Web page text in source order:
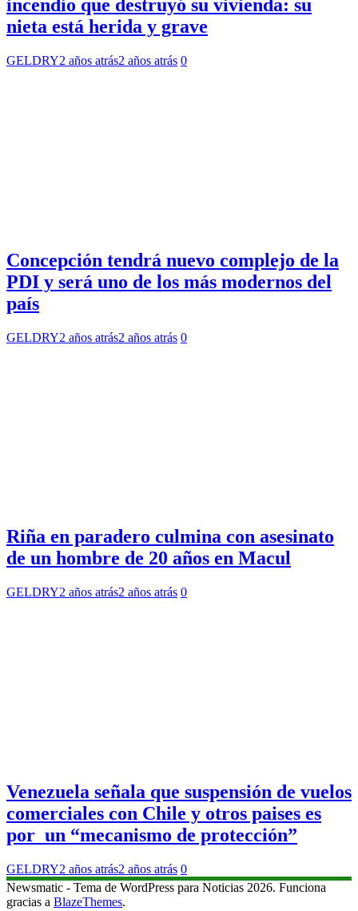
incendio que destruyó su vivienda: su
nieta está herida y grave
GELDRY2 años atrás2 años atrás 0
Concepción tendrá nuevo complejo de la
PDI y será uno de los más modernos del
país
GELDRY2 años atrás2 años atrás 0
Riña en paradero culmina con asesinato
de un hombre de 20 años en Macul
GELDRY2 años atrás2 años atrás 0
Venezuela señala que suspensión de vuelos
comerciales con Chile y otros paises es
por un “mecanismo de protección”
GELDRY2 años atrás2 años atrás 0
Newsmatic - Tema de WordPress para Noticias 2026. Funciona
gracias a BlazeThemes.